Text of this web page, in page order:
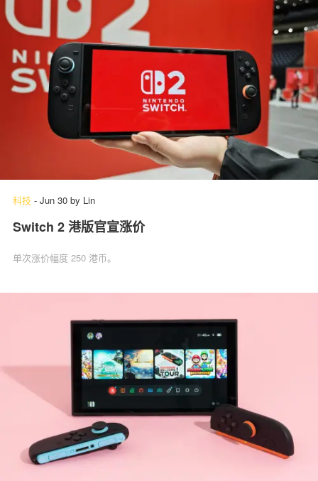
科技 - Jun 30 by Lin
Switch 2 港版官宣涨价
单次涨价幅度 250 港币。